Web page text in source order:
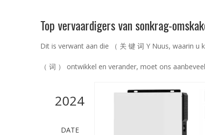
Top vervaardigers van sonkrag-
Dit is verwant aan die （ 关 键 词 Y Nuus, waarin
（ 词 ） ontwikkel en verander, moet ons
2024
DATE